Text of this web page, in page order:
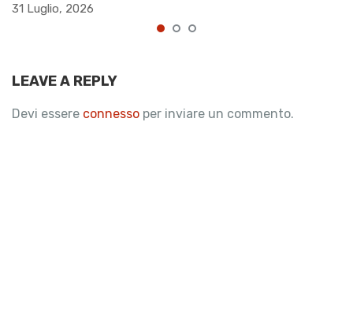
31 Luglio, 2026
LEAVE A REPLY
Devi essere connesso per inviare un commento.